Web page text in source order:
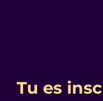
Tu es